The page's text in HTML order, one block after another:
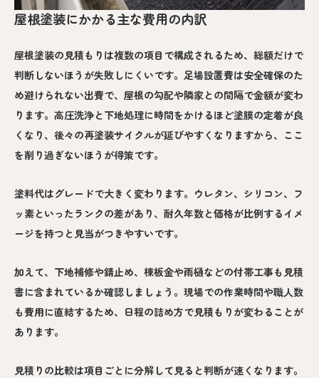
屋根塗装にかかる主な費用の内訳
屋根塗装の見積もりは複数の項目で構成されるため、総額だけで
判断しないほうが失敗しにくいです。足場設置費は安全確保のた
め避けられない出費で、屋根の勾配や隣家との間隔で金額が変わ
ります。高圧洗浄と下地処理に時間をかけるほど塗膜の定着が良
くなり、後々の再塗装サイクルが延びやすくなりますから、ここ
を削り過ぎないほうが得策です。
塗料代はグレードで大きく変わります。ウレタン、シリコン、フ
ッ素といったランクの差があり、耐久年数と価格が比例するイメ
ージを持つと見当がつきやすいです。
加えて、下地補修や錆止め、棟板金や雨樋などの付帯工事も見積
書に含まれているか確認しましょう。現場での作業時間や職人数
も費用に直結するため、日程の詰め方で見積もりが変わることが
あります。
見積りの比較は項目ごとに分解して見ると判断が速くなります。